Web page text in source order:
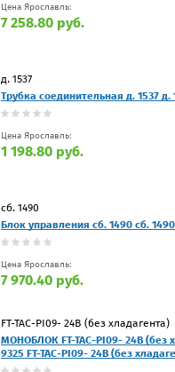
Цена Ярославль:
7 258.80 руб.
д. 1537
Трубка соединительная д. 1537 д.
Цена Ярославль:
1 198.80 руб.
сб. 1490
Блок управления сб. 1490 сб. 1490
Цена Ярославль:
7 970.40 руб.
FT-TAC-PI09- 24В (без хладагента)
МОНОБЛОК FT-TAC-PI09- 24В (без
9325 FT-TAC-PI09- 24В (без